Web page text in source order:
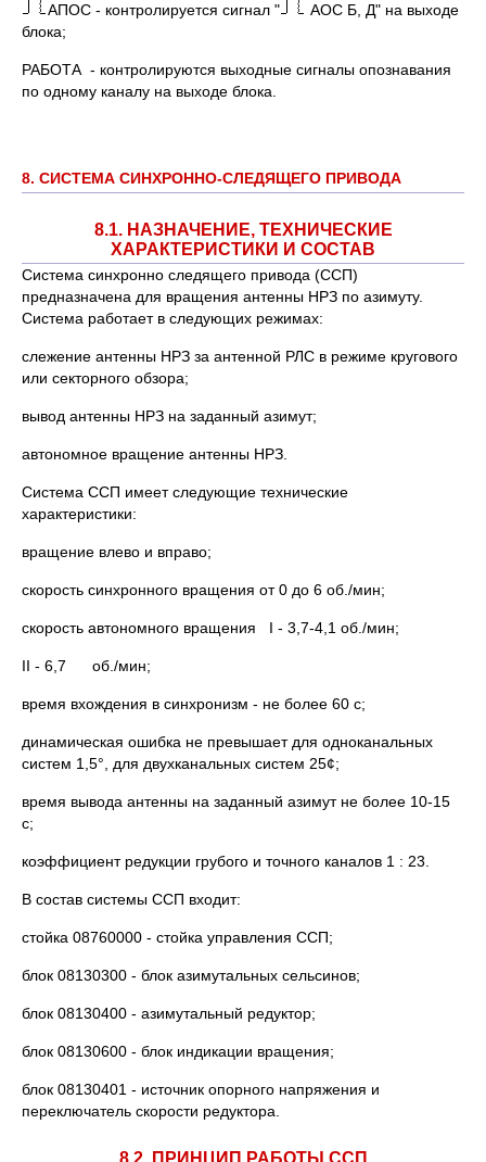
АПОС - контролируется сигнал "
AOC Б, Д" на выходе
блока;
РАБОТА - контролируются выходные сигналы опознавания
по одному каналу на выходе блока.
8. СИСТЕМА СИНХРОННО-СЛЕДЯЩЕГО ПРИВОДА
8.1. НАЗНАЧЕНИЕ, ТЕХНИЧЕСКИЕ
ХАРАКТЕРИСТИКИ И СОСТАВ
Система синхронно следящего привода (ССП)
предназначена для вращения антенны НРЗ по азимуту.
Система работает в следующих режимах:
слежение антенны НРЗ за антенной РЛС в режиме кругового
или секторного обзора;
вывод антенны НРЗ на заданный азимут;
автономное вращение антенны НРЗ.
Система ССП имеет следующие технические
характеристики:
вращение влево и вправо;
скорость синхронного вращения от 0 до 6 об./мин;
скорость автономного вращения I - 3,7-4,1 об./мин;
II - 6,7 об./мин;
время вхождения в синхронизм - не более 60 с;
динамическая ошибка не превышает для одноканальных
систем 1,5°, для двухканальных систем 25¢;
время вывода антенны на заданный азимут не более 10-15
с;
коэффициент редукции грубого и точного каналов 1 : 23.
В состав системы ССП входит:
стойка 08760000 - стойка управления ССП;
блок 08130300 - блок азимутальных сельсинов;
блок 08130400 - азимутальный редуктор;
блок 08130600 - блок индикации вращения;
блок 08130401 - источник опорного напряжения и
переключатель скорости редуктора.
8.2. ПРИНЦИП РАБОТЫ ССП